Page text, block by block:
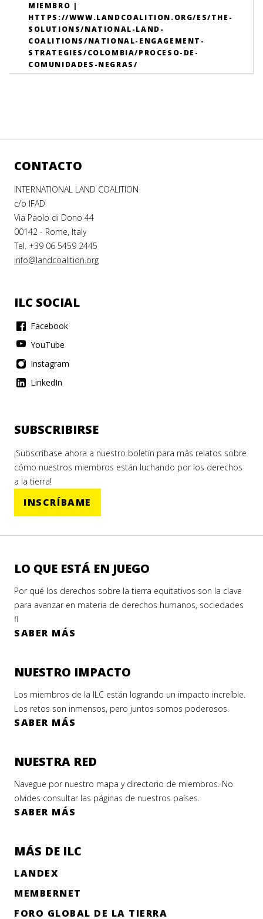
MIEMBRO |
HTTPS://WWW.LANDCOALITION.ORG/ES/THE-
SOLUTIONS/NATIONAL-LAND-
COALITIONS/NATIONAL-ENGAGEMENT-
STRATEGIES/COLOMBIA/PROCESO-DE-
COMUNIDADES-NEGRAS/
CONTACTO
INTERNATIONAL LAND COALITION
c/o IFAD
Via Paolo di Dono 44
00142 - Rome, Italy
Tel. +39 06 5459 2445
info@landcoalition.org
ILC SOCIAL
Facebook
YouTube
Instagram
LinkedIn
SUBSCRIBIRSE
¡Subscríbase ahora a nuestro boletín para más relatos sobre
cómo nuestros miembros están luchando por los derechos
a la tierra!
INSCRÍBAME
LO QUE ESTÁ EN JUEGO
Por qué los derechos sobre la tierra equitativos son la clave
para avanzar en materia de derechos humanos, sociedades
fl
SABER MÁS
NUESTRO IMPACTO
Los miembros de la ILC están logrando un impacto increíble.
Los retos son inmensos, pero juntos somos poderosos.
SABER MÁS
NUESTRA RED
Navegue por nuestro mapa y directorio de miembros. No
olvides consultar las páginas de nuestros países.
SABER MÁS
MÁS DE ILC
LANDEX
MEMBERNET
FORO GLOBAL DE LA TIERRA